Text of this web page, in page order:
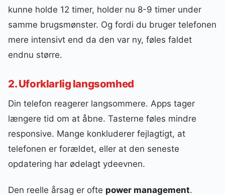
kunne holde 12 timer, holder nu 8-9 timer under
samme brugsmønster. Og fordi du bruger telefonen
mere intensivt end da den var ny, føles faldet
endnu større.
2. Uforklarlig langsomhed
Din telefon reagerer langsommere. Apps tager
længere tid om at åbne. Tasterne føles mindre
responsive. Mange konkluderer fejlagtigt, at
telefonen er forældet, eller at den seneste
opdatering har ødelagt ydeevnen.
Den reelle årsag er ofte power management.